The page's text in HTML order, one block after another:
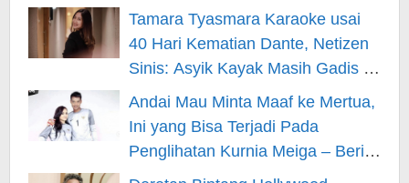
Hiburan
Tamara Tyasmara Karaoke usai
40 Hari Kematian Dante, Netizen
Sinis: Asyik Kayak Masih Gadis –
Berita Hiburan
Andai Mau Minta Maaf ke Mertua,
Ini yang Bisa Terjadi Pada
Penglihatan Kurnia Meiga – Berita
Hiburan